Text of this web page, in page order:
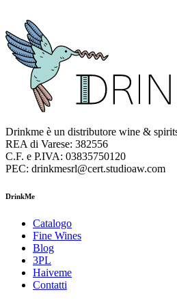
Drinkme è un distributore wine &
REA di Varese: 382556
C.F. e P.IVA: 03835750120
PEC: drinkmesrl@cert.studioaw.com
DrinkMe
Catalogo
Fine Wines
Blog
3PL
Haiveme
Contatti